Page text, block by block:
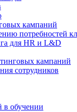
кампаний
потребностей
для HR и L&D
кампаний
сотрудников
в обучении